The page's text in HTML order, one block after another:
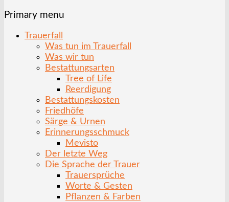
Primary menu
Trauerfall
Was tun im Trauerfall
Was wir tun
Bestattungsarten
Tree of Life
Reerdigung
Bestattungskosten
Friedhöfe
Särge & Urnen
Erinnerungsschmuck
Mevisto
Der letzte Weg
Die Sprache der Trauer
Trauersprüche
Worte & Gesten
Pflanzen & Farben